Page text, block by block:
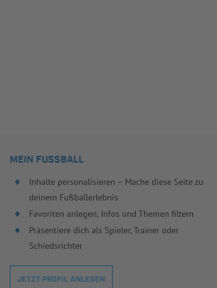
MEIN FUSSBALL
Inhalte personalisieren – Mache diese Seite zu
deinem Fußballerlebnis
Favoriten anlegen, Infos und Themen filtern
Präsentiere dich als Spieler, Trainer oder
Schiedsrichter
JETZT PROFIL ANLEGEN